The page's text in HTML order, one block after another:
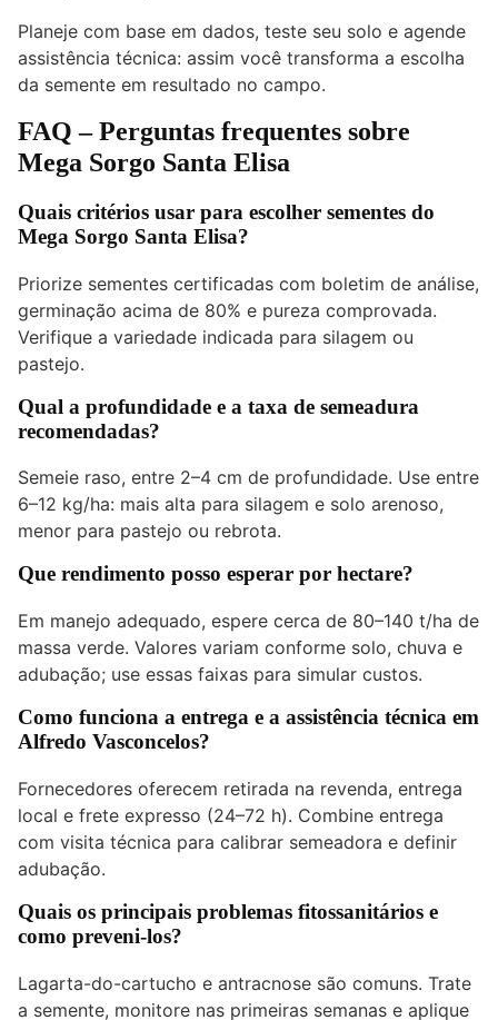
Planeje com base em dados, teste seu solo e agende
assistência técnica: assim você transforma a escolha
da semente em resultado no campo.
FAQ – Perguntas frequentes sobre
Mega Sorgo Santa Elisa
Quais critérios usar para escolher sementes do
Mega Sorgo Santa Elisa?
Priorize sementes certificadas com boletim de análise,
germinação acima de 80% e pureza comprovada.
Verifique a variedade indicada para silagem ou
pastejo.
Qual a profundidade e a taxa de semeadura
recomendadas?
Semeie raso, entre 2–4 cm de profundidade. Use entre
6–12 kg/ha: mais alta para silagem e solo arenoso,
menor para pastejo ou rebrota.
Que rendimento posso esperar por hectare?
Em manejo adequado, espere cerca de 80–140 t/ha de
massa verde. Valores variam conforme solo, chuva e
adubação; use essas faixas para simular custos.
Como funciona a entrega e a assistência técnica em
Alfredo Vasconcelos?
Fornecedores oferecem retirada na revenda, entrega
local e frete expresso (24–72 h). Combine entrega
com visita técnica para calibrar semeadora e definir
adubação.
Quais os principais problemas fitossanitários e
como preveni-los?
Lagarta-do-cartucho e antracnose são comuns. Trate
a semente, monitore nas primeiras semanas e aplique